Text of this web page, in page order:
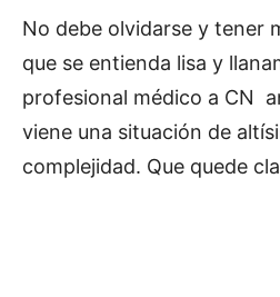
No debe olvidarse y tener
que se entienda lisa y
profesional médico a CN
viene una situación de
complejidad. Que quede